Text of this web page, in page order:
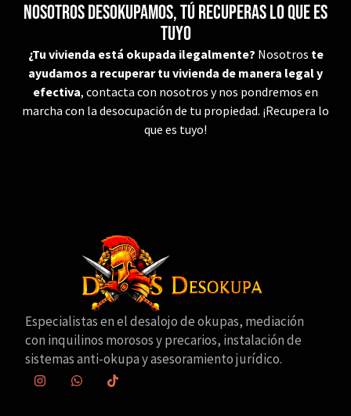
Nosotros desokupamos, tú recuperas lo que es
tuyo
¿Tu vivienda está okupada ilegalmente? Nosotros te
ayudamos a recuperar tu vivienda de manera legal y
efectiva, contacta con nosotros y nos pondremos en
marcha con la desocupación de tu propiedad. ¡Recupera lo
que es tuyo!
Especialistas en el desalojo de okupas, mediación
con inquilinos morosos y precarios, instalación de
sistemas anti-okupa y asesoramiento jurídico.